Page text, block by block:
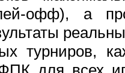
офф), а
турниров,